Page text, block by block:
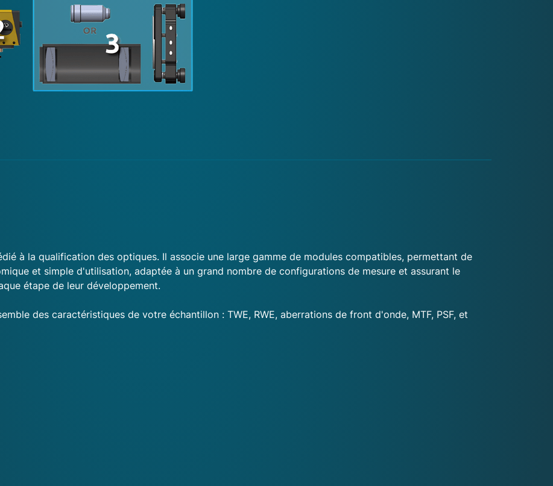
à la qualification des optiques. Il associe une large gamme de modules compatibles, permettant de
et simple d'utilisation, adaptée à un grand nombre de configurations de mesure et assurant le
étape de leur développement.
des caractéristiques de votre échantillon : TWE, RWE, aberrations de front d'onde, MTF, PSF, et